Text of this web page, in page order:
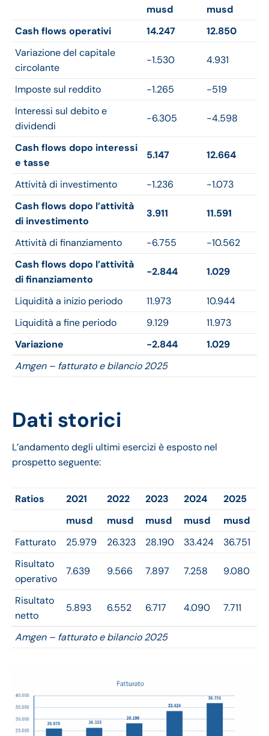
musd
musd
Cash flows operativi
14.247
12.850
Variazione del capitale
circolante
-1.530 4.931
Imposte sul reddito -1.265
-519
Interessi sul debito e
dividendi
-6.305 -4.598
Cash flows dopo interessi
e tasse
5.147 12.664
Attività di investimento -1.236
-1.073
Cash flows dopo l’attività
di investimento
3.911 11.591
Attività di finanziamento -6.755
-10.562
Cash flows dopo l’attività
di finanziamento
-2.844 1.029
Liquidità a inizio periodo 11.973
10.944
Liquidità a fine periodo
9.129
11.973
Variazione
-2.844
1.029
Amgen – fatturato e bilancio 2025
Dati storici
L’andamento degli ultimi esercizi è esposto nel
prospetto seguente:
Ratios 2021 2022 2023 2024
2025
musd
musd musd musd
musd
Fatturato
25.979 26.323 28.190 33.424
36.751
Risultato
operativo
7.639 9.566 7.897 7.258 9.080
Risultato
netto
5.893 6.552 6.717 4.090 7.711
Amgen – fatturato e bilancio 2025